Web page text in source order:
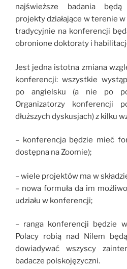
najświeższe badania
projekty działające w terenie
tradycyjnie na konferencji
obronione doktoraty i
Jest jedna istotna zmiana
konferencji: wszystkie
po angielsku (a nie po
Organizatorzy konferencji
dłuższych dyskusjach) z kilku
– konferencja będzie mieć
dostępna na Zoomie);
– wiele projektów ma w
– nowa formuła da im
udziału w konferencji;
– ranga konferencji będzie
Polacy robią nad Nilem
dowiadywać wszyscy
badacze polskojęzyczni.